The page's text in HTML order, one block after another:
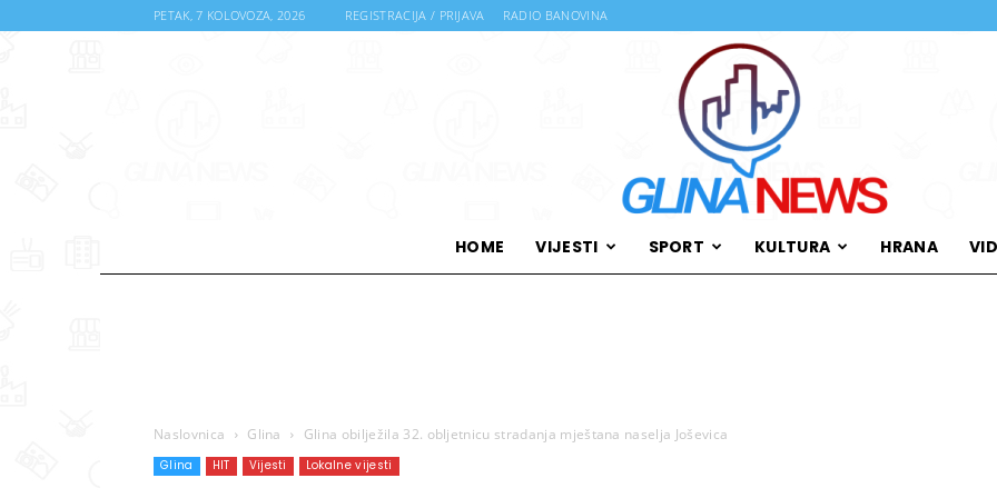
PETAK, 7 KOLOVOZA, 2026 REGISTRACIJA / PRIJAVA RADIO BANOVINA
HOME VIJESTI SPORT KULTURA HRANA
Naslovnica Glina Glina obilježila 32. obljetnicu stradanja mještana naselja Joševica
Glina HIT Vijesti Lokalne vijesti